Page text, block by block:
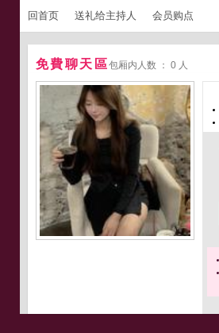
回首页 送礼给主持人 会员购点
免費聊天區包厢内人数 ： 0 人